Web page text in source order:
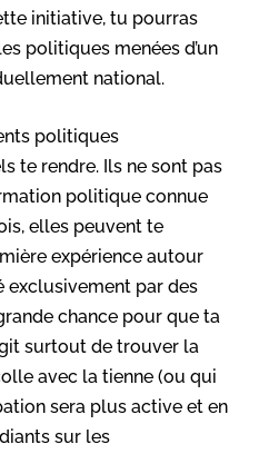
initiative, tu pourras
politiques menées d’un
national.
politiques
te rendre. Ils ne sont pas
politique connue
elles peuvent te
expérience autour
exclusivement par des
chance pour que ta
surtout de trouver la
avec la tienne (ou qui
sera plus active et en
sur les